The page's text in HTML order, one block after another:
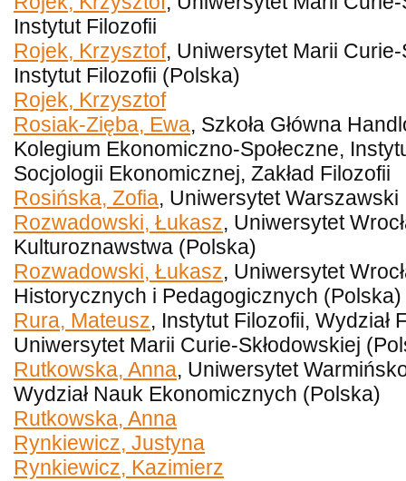
Instytut Filozofii
Rojek, Krzysztof, Uniwersytet Marii
Instytut Filozofii (Polska)
Rojek, Krzysztof
Rosiak-Zięba, Ewa, Szkoła Główna
Kolegium Ekonomiczno-Społeczne,
Socjologii Ekonomicznej, Zakład Filozofii
Rosińska, Zofia, Uniwersytet Warszawski
Rozwadowski, Łukasz, Uniwersytet
Kulturoznawstwa (Polska)
Rozwadowski, Łukasz, Uniwersytet
Historycznych i Pedagogicznych (Polska)
Rura, Mateusz, Instytut Filozofii, Wydział
Uniwersytet Marii Curie-Skłodowskiej
Rutkowska, Anna, Uniwersytet
Wydział Nauk Ekonomicznych (Polska)
Rutkowska, Anna
Rynkiewicz, Justyna
Rynkiewicz, Kazimierz